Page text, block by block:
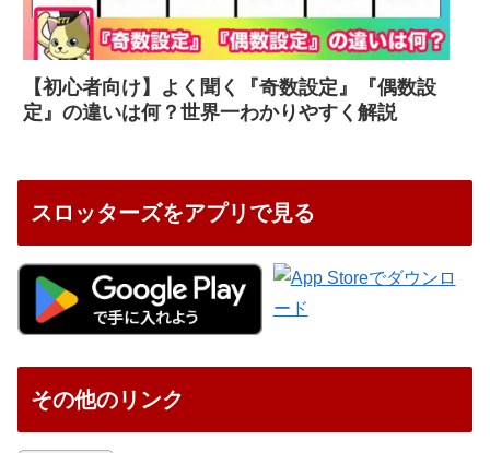
【初心者向け】よく聞く『奇数設定』『偶数設
定』の違いは何？世界一わかりやすく解説
スロッターズをアプリで見る
その他のリンク